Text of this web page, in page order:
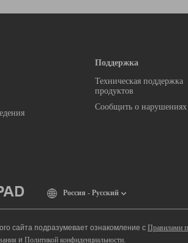
Поддержка
Техническая поддержка
продуктов
Сообщить о нарушениях
Россия - Русский
сайта подразумевает ознакомление с Правилами
и Политикой конфиденциальности.